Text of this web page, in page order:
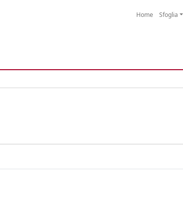
Home Sfoglia